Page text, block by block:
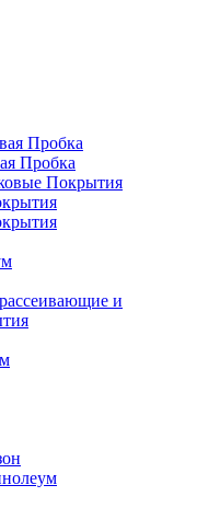
Пробка
Пробка
Покрытия
и